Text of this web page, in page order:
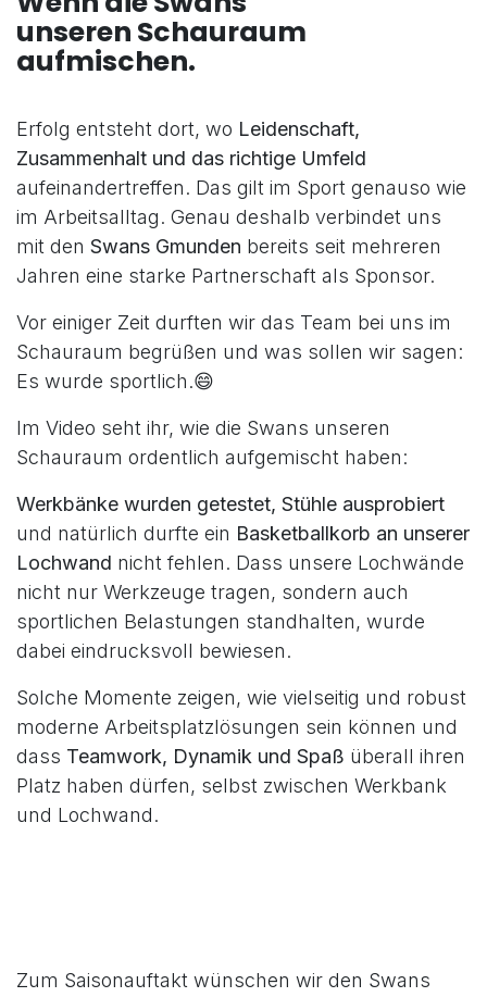
unseren Schauraum
aufmischen.
Erfolg entsteht dort, wo Leidenschaft,
Zusammenhalt und das richtige Umfeld
aufeinandertreffen. Das gilt im Sport genauso wie
im Arbeitsalltag. Genau deshalb verbindet uns
mit den Swans Gmunden bereits seit mehreren
Jahren eine starke Partnerschaft als Sponsor.
Vor einiger Zeit durften wir das Team bei uns im
Schauraum begrüßen und was sollen wir sagen:
Es wurde sportlich.😄
Im Video seht ihr, wie die Swans unseren
Schauraum ordentlich aufgemischt haben:
Werkbänke wurden getestet, Stühle ausprobiert
und natürlich durfte ein Basketballkorb an unserer
Lochwand nicht fehlen. Dass unsere Lochwände
nicht nur Werkzeuge tragen, sondern auch
sportlichen Belastungen standhalten, wurde
dabei eindrucksvoll bewiesen.
Solche Momente zeigen, wie vielseitig und robust
moderne Arbeitsplatzlösungen sein können und
dass Teamwork, Dynamik und Spaß überall ihren
Platz haben dürfen, selbst zwischen Werkbank
und Lochwand.
Zum Saisonauftakt wünschen wir den Swans